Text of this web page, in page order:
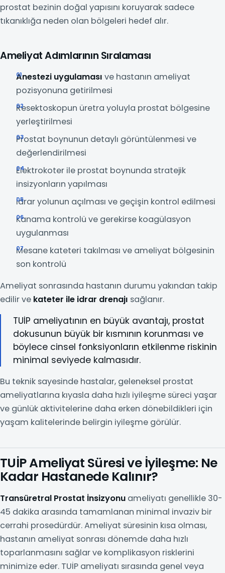
prostat bezinin doğal yapısını koruyarak sadece
tıkanıklığa neden olan bölgeleri hedef alır.
Ameliyat Adımlarının Sıralaması
Anestezi uygulaması ve hastanın ameliyat
pozisyonuna getirilmesi
Resektoskopun üretra yoluyla prostat bölgesine
yerleştirilmesi
Prostat boynunun detaylı görüntülenmesi ve
değerlendirilmesi
Elektrokoter ile prostat boynunda stratejik
insizyonların yapılması
İdrar yolunun açılması ve geçişin kontrol edilmesi
Kanama kontrolü ve gerekirse koagülasyon
uygulanması
Mesane kateteri takılması ve ameliyat bölgesinin
son kontrolü
Ameliyat sonrasında hastanın durumu yakından takip
edilir ve kateter ile idrar drenajı sağlanır.
TUİP ameliyatının en büyük avantajı, prostat
dokusunun büyük bir kısmının korunması ve
böylece cinsel fonksiyonların etkilenme riskinin
minimal seviyede kalmasıdır.
Bu teknik sayesinde hastalar, geleneksel prostat
ameliyatlarına kıyasla daha hızlı iyileşme süreci yaşar
ve günlük aktivitelerine daha erken dönebildikleri için
yaşam kalitelerinde belirgin iyileşme görülür.
TUİP Ameliyat Süresi ve İyileşme: Ne
Kadar Hastanede Kalınır?
Transüretral Prostat İnsizyonu ameliyatı genellikle 30-
45 dakika arasında tamamlanan minimal invaziv bir
cerrahi prosedürdür. Ameliyat süresinin kısa olması,
hastanın ameliyat sonrası dönemde daha hızlı
toparlanmasını sağlar ve komplikasyon risklerini
minimize eder. TUİP ameliyatı sırasında genel veya